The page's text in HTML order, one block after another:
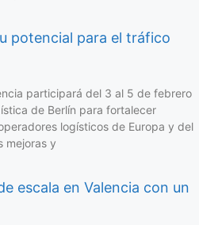
potencial para el tráfico
participará del 3 al 5 de febrero
de Berlín para fortalecer
logísticos de Europa y del
mejoras y
escala en Valencia con un